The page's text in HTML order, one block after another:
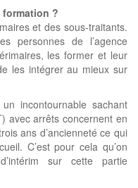
formation ?
et des sous-traitants.
personnes de l’agence
les former et leur
les intégrer au mieux sur
incontournable sachant
avec arrêts concernent en
ans d’ancienneté ce qui
C’est pour cela qu’on
sur cette partie